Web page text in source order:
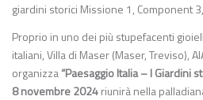
giardini storici Missione 1, Component
Proprio in uno dei più stupefacenti
italiani, Villa di Maser (Maser, Treviso),
organizza“Paesaggio Italia – I Giardini
8 novembre 2024riunirà nella